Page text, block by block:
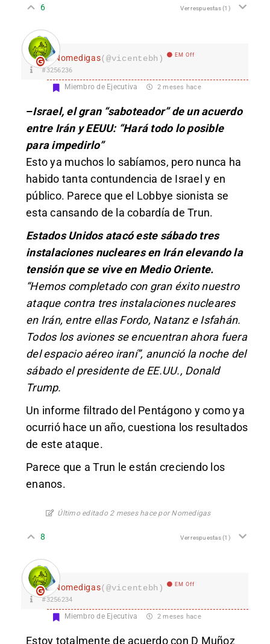
6 Ver respuestas(1)
Nomedigas(@vicentebh) EM Off
#3256236
Miembro de Ejecutiva 2 meses hace
–Israel, el gran “saboteador” de un acuerdo
entre Irán y EEUU: “Hará todo lo posible
para impedirlo”
Esto ya muchos lo sabíamos, pero nunca ha
habido tanta contundencia de Israel y en
público. Parece que el Lobbye sionista se
esta cansando de la cobardía de Trun.
Estados Unidos atacó este sábado tres
instalaciones nucleares en Irán elevando la
tensión que se vive en Medio Oriente.
“Hemos completado con gran éxito nuestro
ataque contra tres instalaciones nucleares
en Irán, entre ellas Fordo, Natanz e Isfahán.
Todos los aviones se encuentran ahora fuera
del espacio aéreo iraní”, anunció la noche del
sábado el presidente de EE.UU., Donald
Trump.
Un informe filtrado del Pentágono y como ya
ocurrió hace un año, cuestiona los resultados
de este ataque.
Parece que a Trun le están creciendo los
enanos.
Último editado 2 meses hace por Nomedigas
8 Ver respuestas(1)
Nomedigas(@vicentebh) EM Off
#3256234
Miembro de Ejecutiva 2 meses hace
Estoy totalmente de acuerdo con D Muñoz